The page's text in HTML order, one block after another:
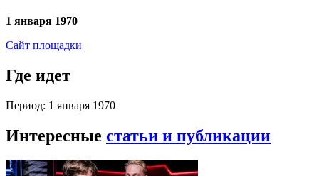
1 января 1970
Сайт площадки
Где идет
Период: 1 января 1970
Интересные статьи и публикации